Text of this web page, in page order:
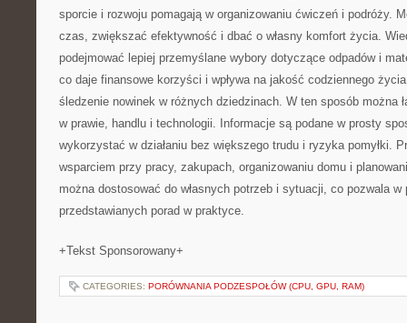
sporcie i rozwoju pomagają w organizowaniu ćwiczeń i podróży.
czas, zwiększać efektywność i dbać o własny komfort życia.
podejmować lepiej przemyślane wybory dotyczące odpadów i
co daje finansowe korzyści i wpływa na jakość codziennego
śledzenie nowinek w różnych dziedzinach. W ten sposób można
w prawie, handlu i technologii. Informacje są podane w prosty
wykorzystać w działaniu bez większego trudu i ryzyka pomyłki.
wsparciem przy pracy, zakupach, organizowaniu domu i
można dostosować do własnych potrzeb i sytuacji, co pozwala w
przedstawianych porad w praktyce.
+Tekst Sponsorowany+
CATEGORIES: PORÓWNANIA PODZESPOŁÓW (CPU, GPU, RAM)